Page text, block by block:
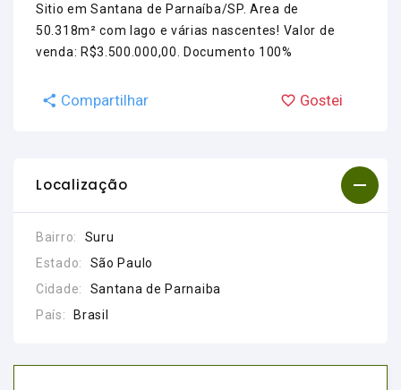
Sitio em Santana de Parnaíba/SP. Area de
50.318m² com lago e várias nascentes! Valor de
venda: R$3.500.000,00. Documento 100%
Compartilhar Gostei
Localização
Bairro:
Suru
Estado:
São Paulo
Cidade:
Santana de Parnaiba
País:
Brasil